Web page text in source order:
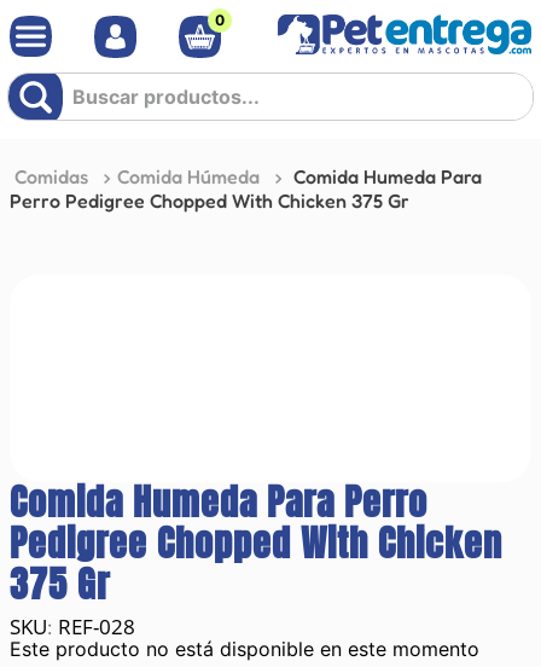
0
Buscar productos...
Comidas Comida Húmeda
Comida Humeda Para
Perro Pedigree Chopped With Chicken 375 Gr
Comida Humeda Para Perro
Pedigree Chopped With Chicken
375 Gr
: REF-028
Este producto no está disponible en este momento